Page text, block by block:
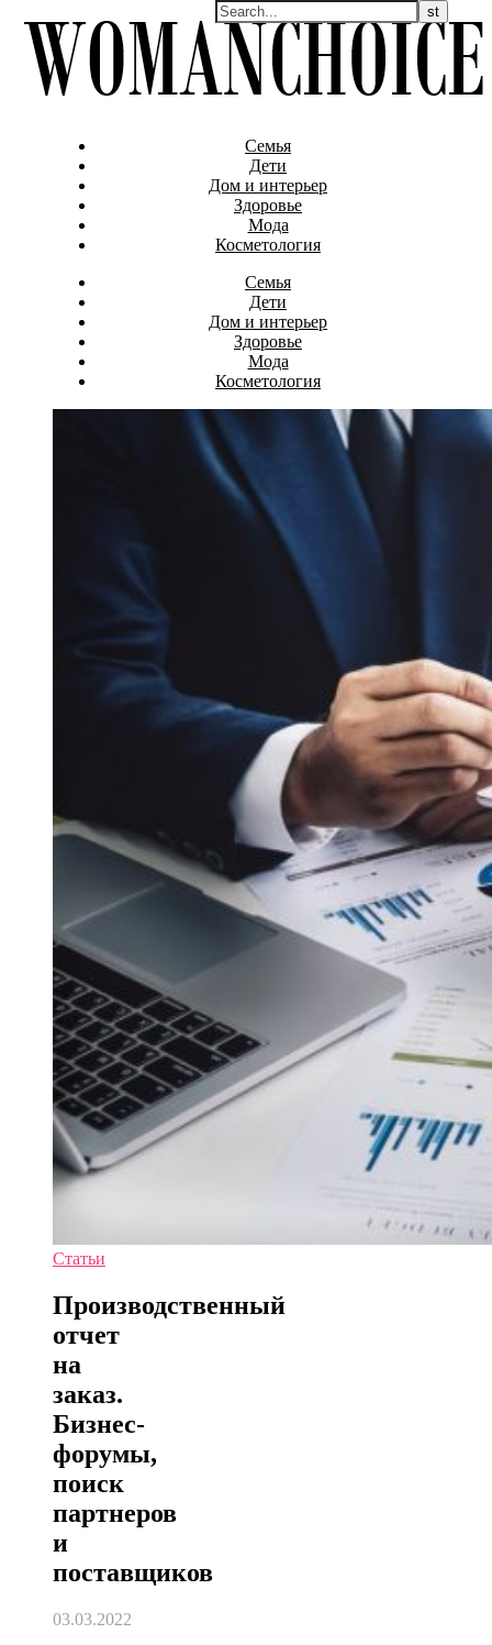
Семья
Дети
Дом и интерьер
Здоровье
Мода
Косметология
Семья
Дети
Дом и интерьер
Здоровье
Мода
Косметология
Статьи
Производственный
отчет
на
заказ.
Бизнес-
форумы,
поиск
партнеров
и
поставщиков
03.03.2022